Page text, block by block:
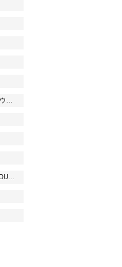
アイシャドウベース
三代目 J SOUL BROTHERS from EXILE TRIBE